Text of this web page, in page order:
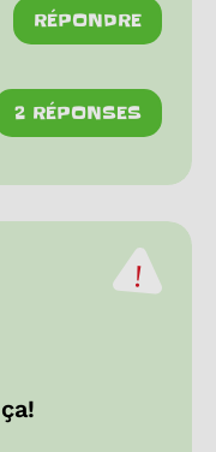
RÉPONDRE
2 RÉPONSES